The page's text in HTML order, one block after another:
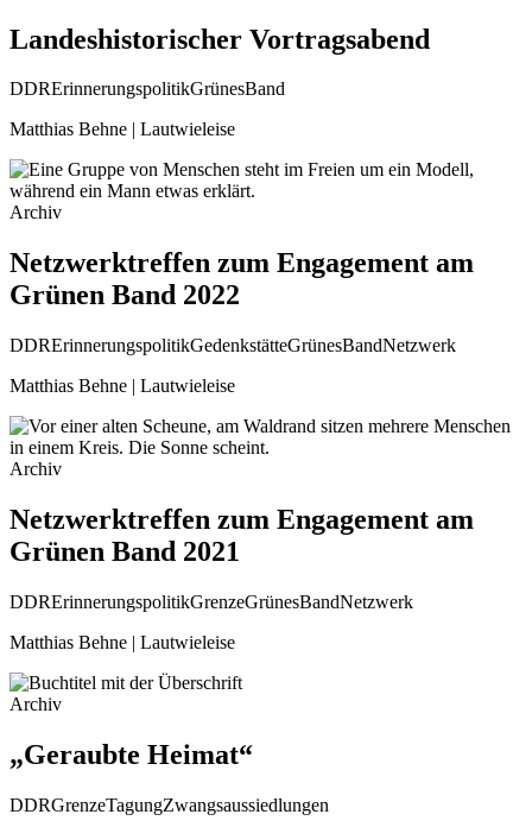
Landeshistorischer Vortragsabend
DDRErinnerungspolitikGrünesBand
Matthias Behne | Lautwieleise
Archiv
Netzwerktreffen zum Engagement am
Grünen Band 2022
DDRErinnerungspolitikGedenkstätteGrünesBandNetzwerk
Matthias Behne | Lautwieleise
Archiv
Netzwerktreffen zum Engagement am
Grünen Band 2021
DDRErinnerungspolitikGrenzeGrünesBandNetzwerk
Matthias Behne | Lautwieleise
Archiv
„Geraubte Heimat“
DDRGrenzeTagungZwangsaussiedlungen